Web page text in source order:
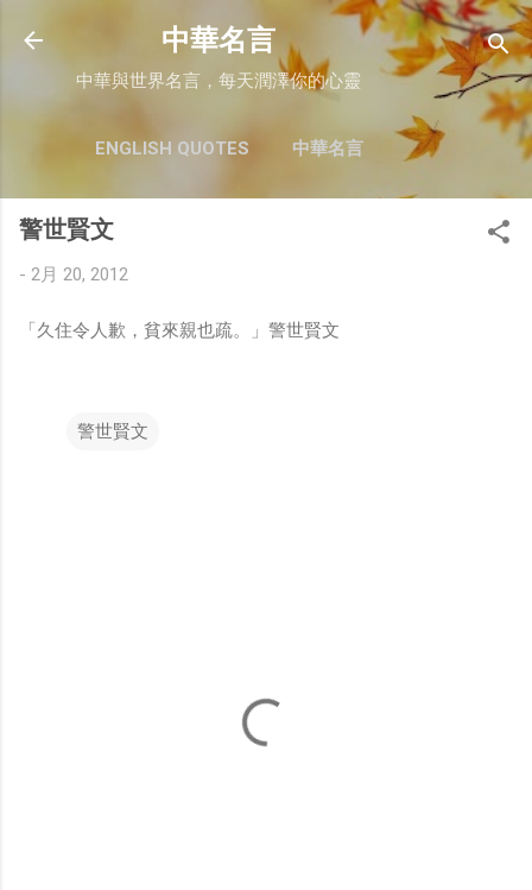
跳至主要內容
中華名言
中華與世界名言，每天潤澤你的心靈
ENGLISH QUOTES 中華名言
警世賢文
- 2月 20, 2012
「久住令人歉，貧來親也疏。」警世賢文
警世賢文